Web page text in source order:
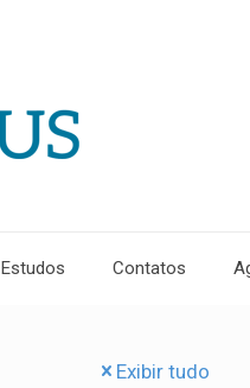
Estudos Contatos
Exibir tudo